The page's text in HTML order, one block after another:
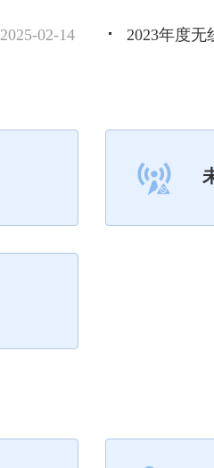
2025-02-14 2023年度无